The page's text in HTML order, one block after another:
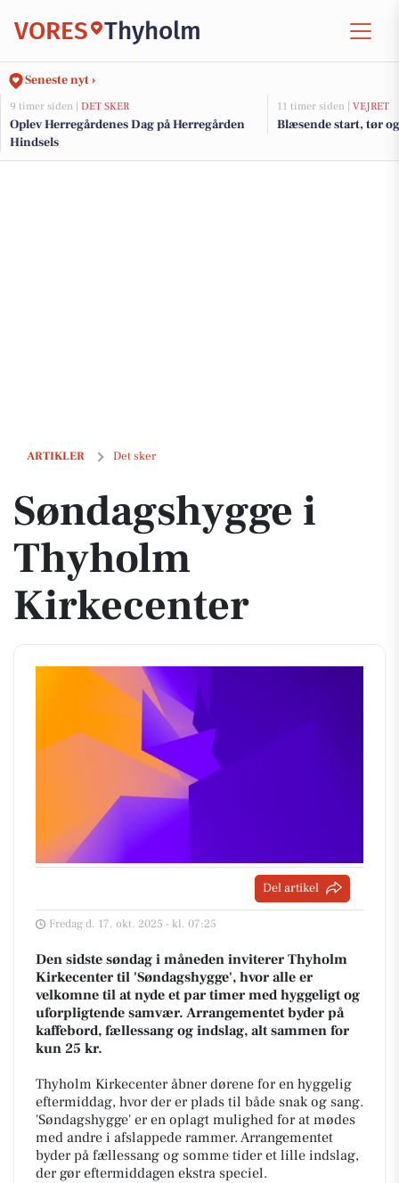
VORES Thyholm
Seneste nyt ›
9 timer siden | DET SKER
Oplev Herregårdenes Dag på Herregården
Hindsels
11 timer siden | VEJRET
Blæsende start, tør
ARTIKLER Det sker
Søndagshygge i Thyholm Kirkecenter
Søndagshygge i
Thyholm
Kirkecenter
Del artikel
Fredag d. 17. okt. 2025 - kl. 07:25
Den sidste søndag i måneden inviterer Thyholm
Kirkecenter til 'Søndagshygge', hvor alle er
velkomne til at nyde et par timer med hyggeligt og
uforpligtende samvær. Arrangementet byder på
kaffebord, fællessang og indslag, alt sammen for
kun 25 kr.
Thyholm Kirkecenter åbner dørene for en hyggelig
eftermiddag, hvor der er plads til både snak og sang.
'Søndagshygge' er en oplagt mulighed for at mødes
med andre i afslappede rammer. Arrangementet
byder på fællessang og somme tider et lille indslag,
der gør eftermiddagen ekstra speciel.